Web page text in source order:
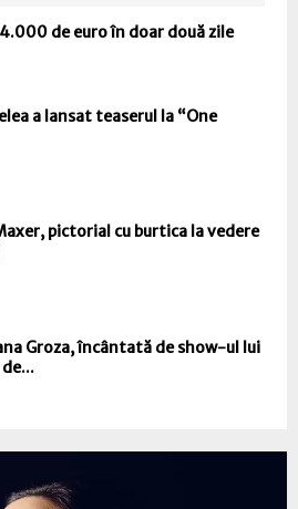
de euro în doar două zile
a lansat teaserul la “One
pictorial cu burtica la vedere
Groza, încântată de show-ul lui